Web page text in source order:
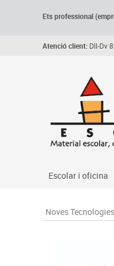
Ets professional
Atenció client: Dll-Dv
Escolar i oficina
Arxiu, carpetes
Noves Tecnologies